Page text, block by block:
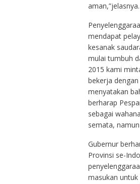
aman,”jelasnya.
mendapat
kesanak
mulai tumbuh
2015 kami
bekerja
menyatakan
berharap
sebagai
semata,
Gubernur
Provinsi se-
masukan